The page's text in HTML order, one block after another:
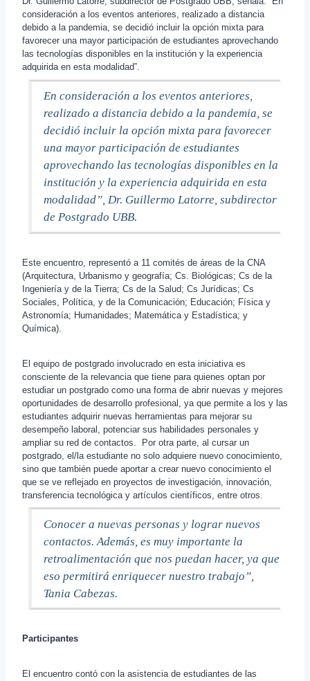
consideración a los eventos anteriores, realizado a distancia
debido a la pandemia, se decidió incluir la opción mixta para
favorecer una mayor participación de estudiantes aprovechando
las tecnologías disponibles en la institución y la experiencia
adquirida en esta modalidad”.
En consideración a los eventos anteriores,
realizado a distancia debido a la pandemia, se
decidió incluir la opción mixta para favorecer
una mayor participación de estudiantes
aprovechando las tecnologías disponibles en la
institución y la experiencia adquirida en esta
modalidad”, Dr. Guillermo Latorre, subdirector
de Postgrado UBB.
Este encuentro, representó a 11 comités de áreas de la CNA
(Arquitectura, Urbanismo y geografía; Cs. Biológicas; Cs de la
Ingeniería y de la Tierra; Cs de la Salud; Cs Jurídicas; Cs
Sociales, Política, y de la Comunicación; Educación; Física y
Astronomía; Humanidades; Matemática y Estadística; y
Química).
El equipo de postgrado involucrado en esta iniciativa es
consciente de la relevancia que tiene para quienes optan por
estudiar un postgrado como una forma de abrir nuevas y mejores
oportunidades de desarrollo profesional, ya que permite a los y las
estudiantes adquirir nuevas herramientas para mejorar su
desempeño laboral, potenciar sus habilidades personales y
ampliar su red de contactos. Por otra parte, al cursar un
postgrado, el/la estudiante no solo adquiere nuevo conocimiento,
sino que también puede aportar a crear nuevo conocimiento el
que se ve reflejado en proyectos de investigación, innovación,
transferencia tecnológica y artículos científicos, entre otros.
Conocer a nuevas personas y lograr nuevos
contactos. Además, es muy importante la
retroalimentación que nos puedan hacer, ya que
eso permitirá enriquecer nuestro trabajo”,
Tania Cabezas.
Participantes
El encuentro contó con la asistencia de estudiantes de las